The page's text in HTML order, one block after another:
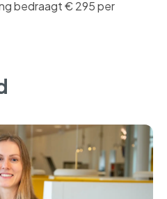
bedraagt € 295 per